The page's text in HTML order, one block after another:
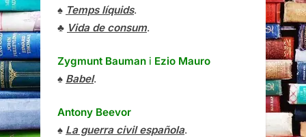
♠ Temps líquids.
♣ Vida de consum.
Zygmunt Bauman i Ezio Mauro
♠ Babel.
Antony Beevor
♠ La guerra civil española.